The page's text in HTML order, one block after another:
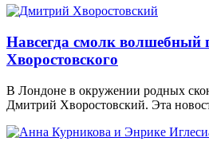
Навсегда смолк волшебный
Хворостовского
В Лондоне в окружении родных
Дмитрий Хворостовский. Эта